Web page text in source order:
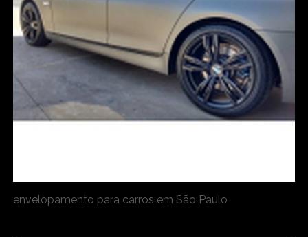
envelopamento para carros em São Paulo